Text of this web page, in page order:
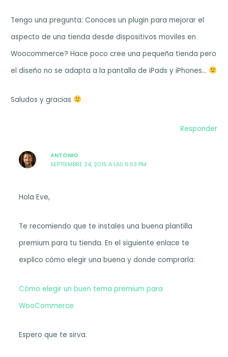
Tengo una pregunta: Conoces un plugin para mejorar el
aspecto de una tienda desde dispositivos moviles en
Woocommerce? Hace poco cree una pequeña tienda pero
el diseño no se adapta a la pantalla de iPads y iPhones…
Saludos y gracias
Responder
ANTONIO
SEPTIEMBRE 24, 2015 A LAS 6:53 PM
Hola Eve,
Te recomiendo que te instales una buena plantilla
premium para tu tienda. En el siguiente enlace te
explico cómo elegir una buena y donde comprarla:
Cómo elegir un buen tema premium para
WooCommerce
Espero que te sirva.